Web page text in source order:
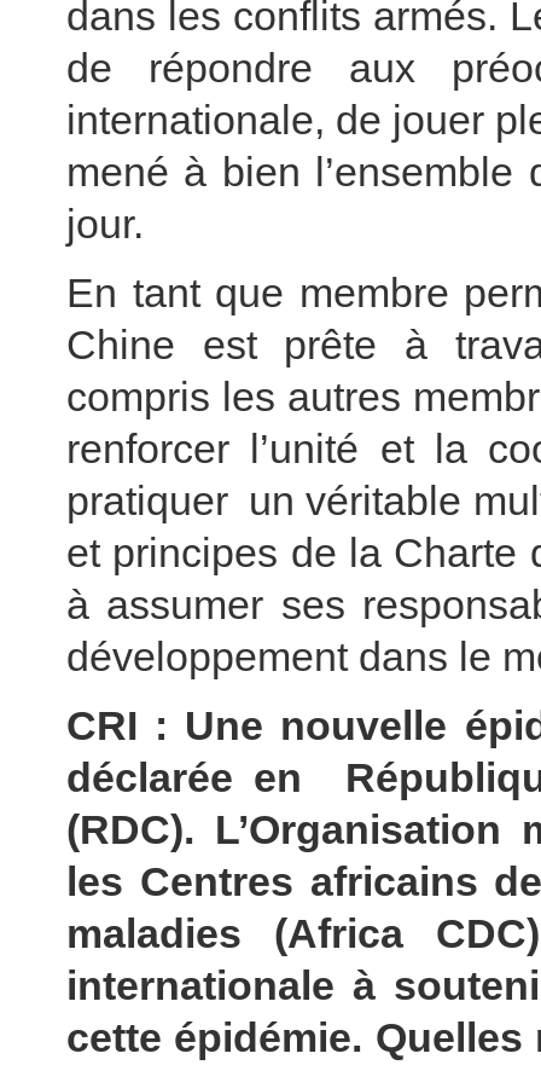
dans les conflits armés.
de répondre aux
internationale, de jouer
mené à bien
jour.
En tant que membre
Chine est prête à
compris les autres
renforcer l’unité et la
pratiquer un véritable
et principes de la Charte
à assumer ses
développement dans le
CRI : Une nouvelle
déclarée en
(RDC).
les Centres africains
maladies (Africa
internationale à
cette épidémie.